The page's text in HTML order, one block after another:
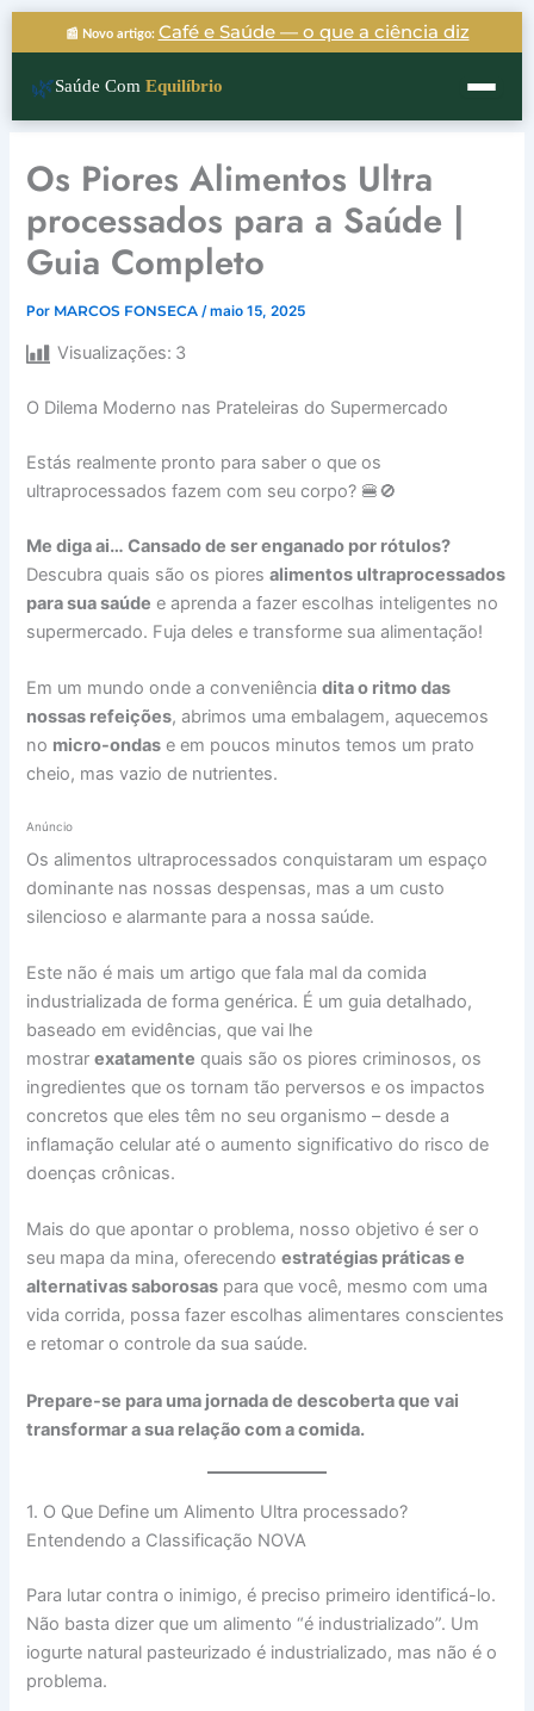
conteúdo
📰 Novo artigo: Café e Saúde — o que a ciência diz
🌿Saúde Com Equilíbrio
Os Piores Alimentos Ultra
processados para a Saúde |
Guia Completo
Por MARCOS FONSECA/maio 15, 2025
Visualizações: 3
O Dilema Moderno nas Prateleiras do Supermercado
Estás realmente pronto para saber o que os
ultraprocessados fazem com seu corpo? 🍔🚫
Me diga ai… Cansado de ser enganado por rótulos?
Descubra quais são os pioresalimentos ultraprocessados
para sua saúde e aprenda a fazer escolhas inteligentes no
supermercado. Fuja deles e transforme sua alimentação!
Em um mundo onde a conveniênciadita o ritmo das
nossas refeições, abrimos uma embalagem, aquecemos
no micro-ondas e em poucos minutos temos um prato
cheio, mas vazio de nutrientes.
Anúncio
Os alimentos ultraprocessados conquistaram um espaço
dominante nas nossas despensas, mas a um custo
silencioso e alarmante para a nossa saúde.
Este não é mais um artigo que fala mal da comida
industrializada de forma genérica. É um guia detalhado,
baseado em evidências, que vai lhe
mostrarexatamente quais são os piores criminosos, os
ingredientes que os tornam tão perversos e os impactos
concretos que eles têm no seu organismo – desde a
inflamação celular até o aumento significativo do risco de
doenças crônicas.
Mais do que apontar o problema, nosso objetivo é ser o
seu mapa da mina, oferecendoestratégias práticas e
alternativas saborosas para que você, mesmo com uma
vida corrida, possa fazer escolhas alimentares conscientes
e retomar o controle da sua saúde.
Prepare-se para uma jornada de descoberta que vai
transformar a sua relação com a comida.
1. O Que Define um Alimento Ultra processado?
Entendendo a Classificação NOVA
Para lutar contra o inimigo, é preciso primeiro identificá-lo.
Não basta dizer que um alimento “é industrializado”. Um
iogurte natural pasteurizado é industrializado, mas não é o
problema.